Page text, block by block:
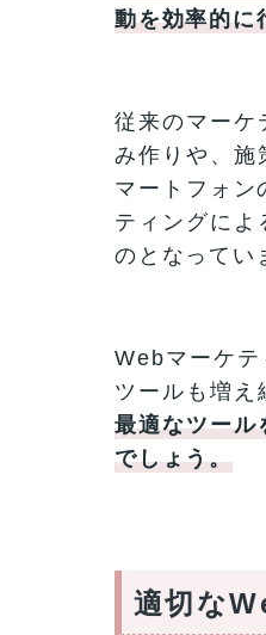
動を効率的に
従来のマーケ
み作りや、施
マートフォン
ティングによ
のとなってい
Webマーケテ
ツールも増
最適なツール
でしょう。
適切な